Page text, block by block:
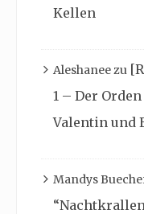
Kellen
Aleshaneezu
1 – Der
Valentin und
Mandys